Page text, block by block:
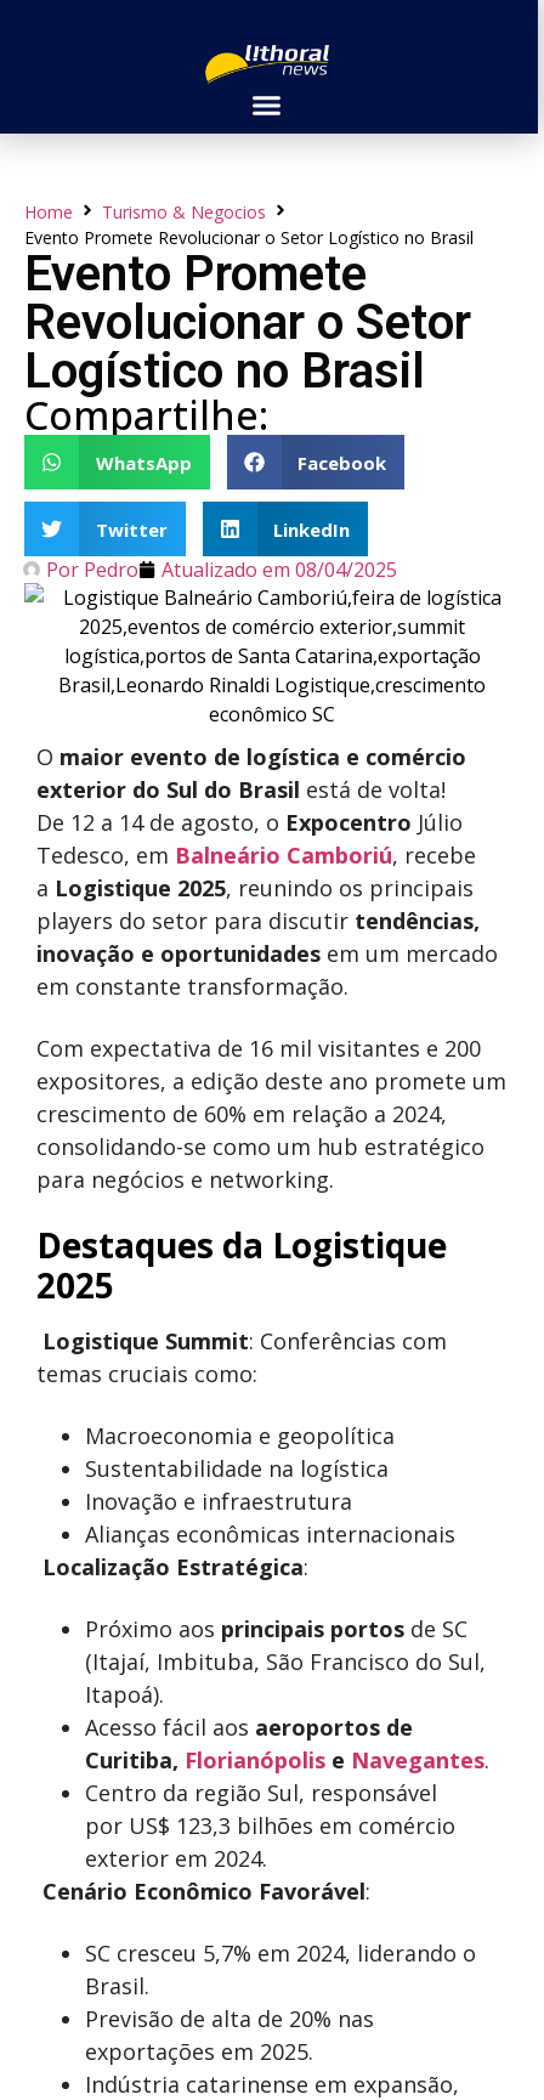
Home
Turismo & Negocios
Evento Promete Revolucionar o Setor Logístico no Brasil
Evento Promete
Revolucionar o Setor
Logístico no Brasil
Compartilhe:
WhatsApp Facebook
Twitter LinkedIn
Por Pedro Atualizado em 08/04/2025
O maior evento de logística e comércio
exterior do Sul do Brasil está de volta!
De 12 a 14 de agosto, o Expocentro Júlio
Tedesco, em Balneário Camboriú, recebe
a Logistique 2025, reunindo os principais
players do setor para discutir tendências,
inovação e oportunidades em um mercado
em constante transformação.
Com expectativa de 16 mil visitantes e 200
expositores, a edição deste ano promete um
crescimento de 60% em relação a 2024,
consolidando-se como um hub estratégico
para negócios e networking.
Destaques da Logistique
2025
Logistique Summit: Conferências com
temas cruciais como:
Macroeconomia e geopolítica
Sustentabilidade na logística
Inovação e infraestrutura
Alianças econômicas internacionais
Localização Estratégica:
Próximo aos principais portos de SC
(Itajaí, Imbituba, São Francisco do Sul,
Itapoá).
Acesso fácil aos aeroportos de
Curitiba, Florianópolis e Navegantes.
Centro da região Sul, responsável
por US$ 123,3 bilhões em comércio
exterior em 2024.
Cenário Econômico Favorável:
SC cresceu 5,7% em 2024, liderando o
Brasil.
Previsão de alta de 20% nas
exportações em 2025.
Indústria catarinense em expansão,